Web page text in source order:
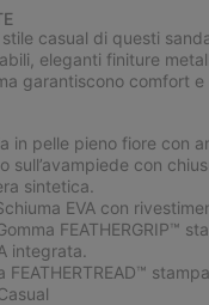
casual di questi
eleganti finiture
garantiscono comfort e
in pelle pieno fiore con
sull’avampiede con
sintetica.
EVA con
FEATHERGRIP™
integrata.
FEATHERTREAD™